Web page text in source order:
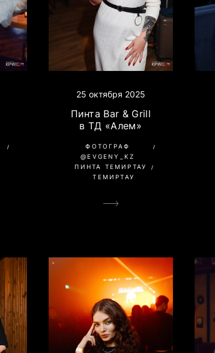
25 октября 2025
Пинта Bar & Grill
в ТД «Алем»
ФОТОГРАФ
@EVGENY_KZ
ПИНТА ТЕМИРТАУ
ТЕМИРТАУ